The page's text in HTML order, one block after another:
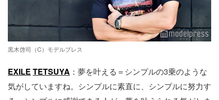
黒木啓司（C）モデルプレス
EXILE TETSUYA ：夢を叶える＝シンプルの3乗のような
気がしていますね。シンプルに素直に、シンプルに努力す